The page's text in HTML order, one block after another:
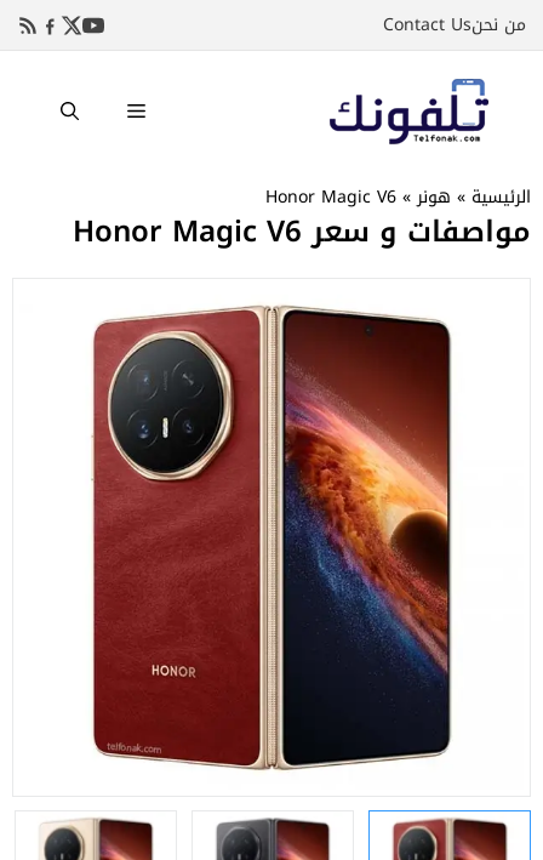
إلىمن نحنContact Us
القائمة
الرئيسية » هونر»
Honor Magic V6
مواصفات و سعر Honor Magic V6